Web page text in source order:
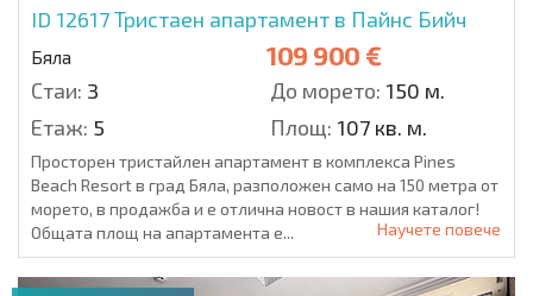
ID 12617Тристаен апартамент в Пайнс Бийч
Бяла 109 900 €
Стаи: 3 До морето: 150 м.
Етаж: 5 Площ: 107 кв. м.
Просторен тристайлен апартамент в комплекса Pines
Beach Resort в град Бяла, разположен само на 150 метра от
морето, в продажба и е отлична новост в нашия каталог!
Общата площ на апартамента е...
Научете повече